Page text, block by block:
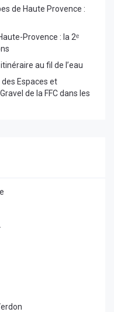
de Haute Provence :
Provence : la 2ᵉ
au fil de l’eau
Espaces et
de la FFC dans les